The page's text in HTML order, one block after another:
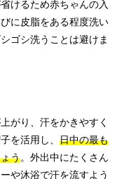
けるため赤ちゃんの入
に皮脂をある程度洗い
ゴシ洗うことは避けま
がり、汗をかきやすく
を活用し、 日中の最も
う。外出中にたくさん
や沐浴で汗を流すよう